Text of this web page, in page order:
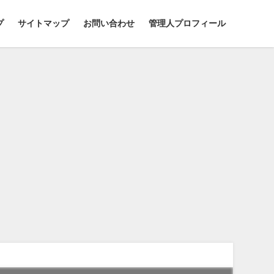
サイトマップ お問い合わせ 管理人プロフィール